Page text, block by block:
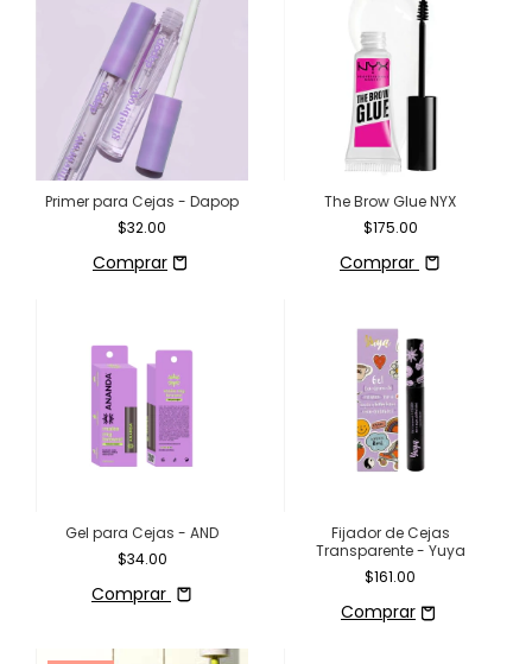
Primer para Cejas - Dapop
$32.00
The Brow Glue NYX
$175.00
Comprar
Gel para Cejas - AND
$34.00
Comprar
Fijador de Cejas
Transparente - Yuya
$161.00